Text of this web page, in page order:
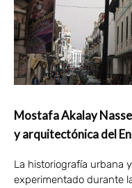
Mostafa Akalay
y arquitectónica del
La historiografía urbana
experimentado durante